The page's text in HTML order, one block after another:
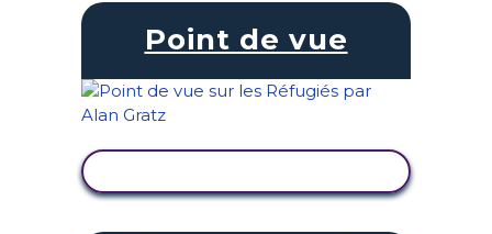
Point de vue